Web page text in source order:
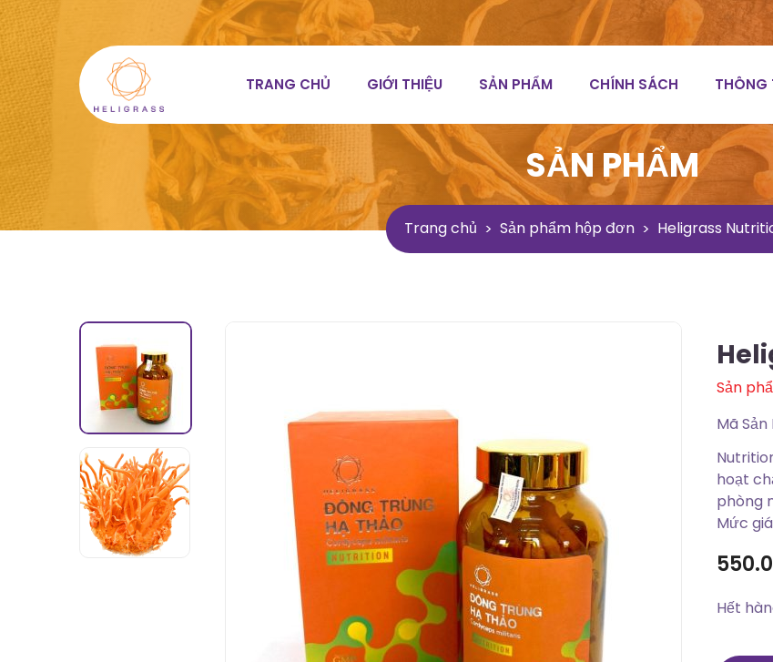
TRANG CHỦ GIỚI THIỆU SẢN PHẨM CHÍNH SÁCH THÔNG
SẢN PHẨM
Trang chủ Sản phẩm hộp đơn Heligrass
Sản
Mã Sản
hoạt
phòng
Mức
Hết